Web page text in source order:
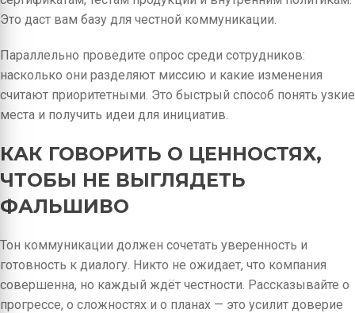
Это даст вам базу для честной коммуникации.
Параллельно проведите опрос среди сотрудников:
насколько они разделяют миссию и какие изменения
считают приоритетными. Это быстрый способ понять узкие
места и получить идеи для инициатив.
КАК ГОВОРИТЬ О ЦЕННОСТЯХ,
ЧТОБЫ НЕ ВЫГЛЯДЕТЬ
ФАЛЬШИВО
Тон коммуникации должен сочетать уверенность и
готовность к диалогу. Никто не ожидает, что компания
совершенна, но каждый ждёт честности. Рассказывайте о
прогрессе, о сложностях и о планах — это усилит доверие